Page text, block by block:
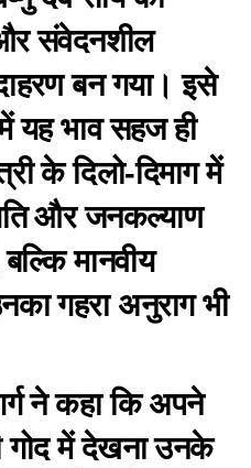
संवेदनशील
बन गया। इसे
यह भाव सहज ही
के दिलो-दिमाग में
और जनकल्याण
मानवीय
गहरा अनुराग भी
ने कहा कि अपने
गोद में देखना उनके